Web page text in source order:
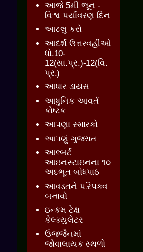
આજે 5મી જૂન -
વિશ્વ પર્યાવરણ દિન
આટલુ કરો
આદર્શ ઉત્તરવહીઓ
ધો.10-
12(સા.પ્ર.)-12(વિ.
પ્ર.)
આધાર ડાયસ
આધુનિક આવર્ત
કોષ્ટક
આપણા સ્મારકો
આપણું ગુજરાત
આલ્બર્ટ
આઇનસ્ટાઇનના ૧૦
અદભૂત બોધપાઠ
આવડતને પરિપક્વ
બનાવો
ઇન્કમ ટેક્ષ
કેલ્ક્યુલેટર
ઉજ્જૈનમાં
જોવાલાયક સ્થળો